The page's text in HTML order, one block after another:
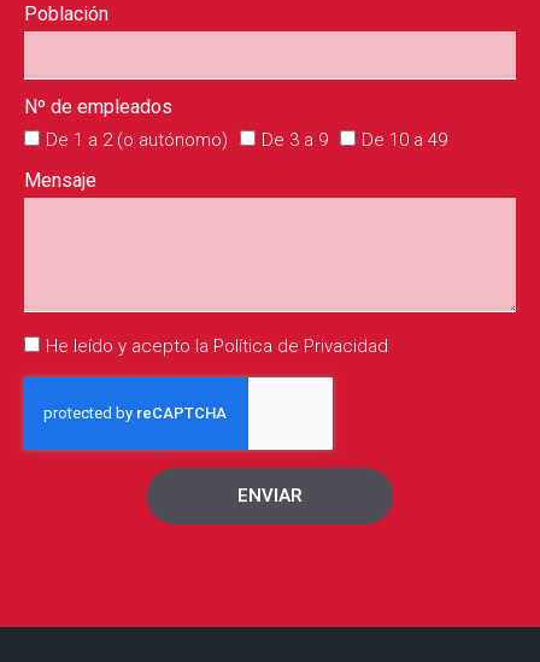
Población
Nº de empleados
De 1 a 2 (o autónomo) De 3 a 9 De 10 a 49
Mensaje
He leído y acepto la Política de Privacidad
ENVIAR